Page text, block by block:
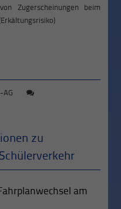
Zugerscheinungen beim
AG
zu
am